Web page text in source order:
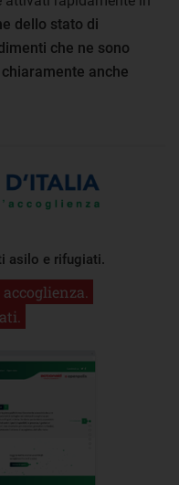
dello stato di
che ne sono
anche
asilo e rifugiati.